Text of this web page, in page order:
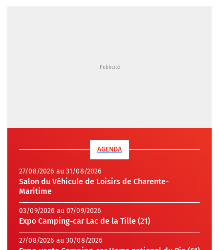
AGENDA
27/08/2026 au 31/08/2026
Salon du Véhicule de Loisirs de Charente-
Maritime
03/09/2026 au 07/09/2026
Expo Camping-car Lac de la Tille (21)
27/08/2026 au 30/08/2026